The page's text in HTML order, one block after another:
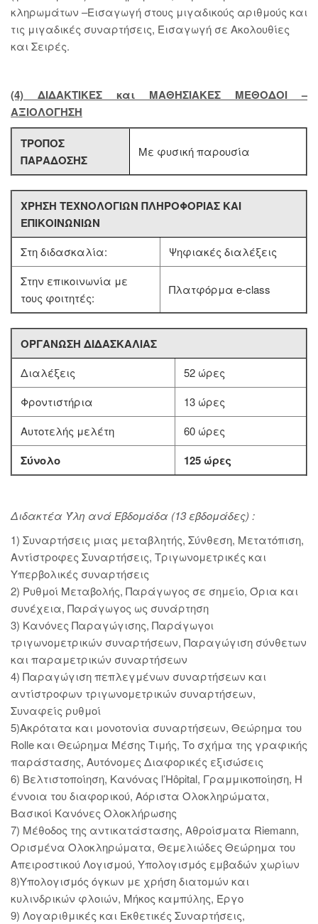
κληρωμάτων –Εισαγωγή στους μιγαδικούς αριθμούς και
τις μιγαδικές συναρτήσεις, Εισαγωγή σε Ακολουθίες
και Σειρές.
(4) ΔΙΔΑΚΤΙΚΕΣ και ΜΑΘΗΣΙΑΚΕΣ ΜΕΘΟΔΟΙ –
ΑΞΙΟΛΟΓΗΣΗ
ΤΡΟΠΟΣ
ΠΑΡΑΔΟΣΗΣ
Με φυσική παρουσία
ΧΡΗΣΗ ΤΕΧΝΟΛΟΓΙΩΝ ΠΛΗΡΟΦΟΡΙΑΣ ΚΑΙ
ΕΠΙΚΟΙΝΩΝΙΩΝ
Στη διδασκαλία:
Ψηφιακές διαλέξεις
Στην επικοινωνία με
τους φοιτητές:
Πλατφόρμα e-class
ΟΡΓΑΝΩΣΗ ΔΙΔΑΣΚΑΛΙΑΣ
Διαλέξεις
52 ώρες
Φροντιστήρια
13 ώρες
Αυτοτελής μελέτη
60 ώρες
Σύνολο 125 ώρες
Διδακτέα Ύλη ανά Εβδομάδα (13 εβδομάδες) :
1) Συναρτήσεις μιας μεταβλητής, Σύνθεση, Μετατόπιση,
Αντίστροφες Συναρτήσεις, Τριγωνομετρικές και
Υπερβολικές συναρτήσεις
2) Ρυθμοί Μεταβολής, Παράγωγος σε σημείο, Όρια και
συνέχεια, Παράγωγος ως συνάρτηση
3) Κανόνες Παραγώγισης, Παράγωγοι
τριγωνομετρικών συναρτήσεων, Παραγώγιση σύνθετων
και παραμετρικών συναρτήσεων
4) Παραγώγιση πεπλεγμένων συναρτήσεων και
αντίστροφων τριγωνομετρικών συναρτήσεων,
Συναφείς ρυθμοί
5)Ακρότατα και μονοτονία συναρτήσεων, Θεώρημα του
Rolle και Θεώρημα Μέσης Τιμής, Το σχήμα της γραφικής
παράστασης, Αυτόνομες Διαφορικές εξισώσεις
6) Βελτιστοποίηση, Κανόνας l’Hôpital, Γραμμικοποίηση, Η
έννοια του διαφορικού, Αόριστα Ολοκληρώματα,
Βασικοί Κανόνες Ολοκλήρωσης
7) Μέθοδος της αντικατάστασης, Αθροίσματα Riemann,
Ορισμένα Ολοκληρώματα, Θεμελιώδες Θεώρημα του
Απειροστικού Λογισμού, Υπολογισμός εμβαδών χωρίων
8)Υπολογισμός όγκων με χρήση διατομών και
κυλινδρικών φλοιών, Μήκος καμπύλης, Έργο
9) Λογαριθμικές και Εκθετικές Συναρτήσεις,